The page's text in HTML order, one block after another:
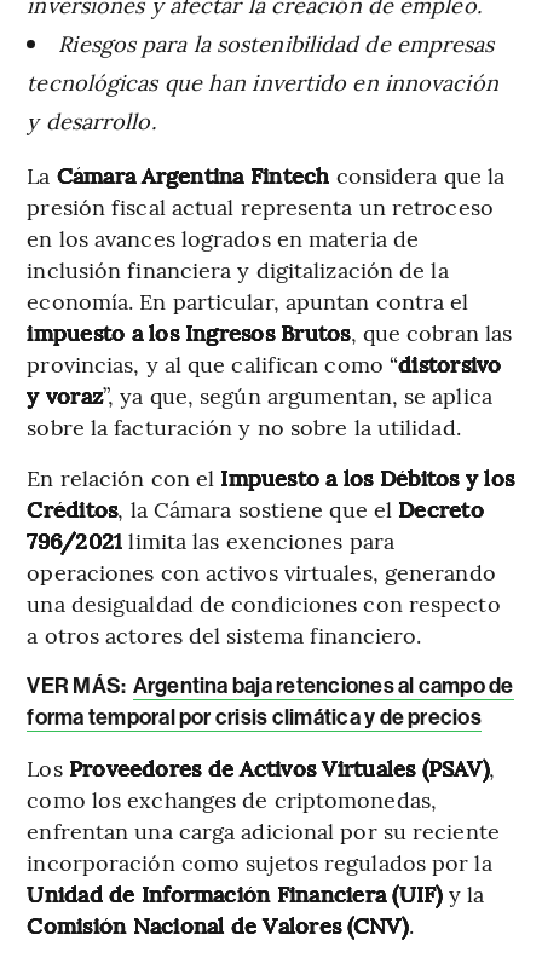
Riesgos para la sostenibilidad de empresas
tecnológicas que han invertido en innovación
y desarrollo.
La Cámara Argentina Fintech considera que la
presión fiscal actual representa un retroceso
en los avances logrados en materia de
inclusión financiera y digitalización de la
economía. En particular, apuntan contra el
impuesto a los Ingresos Brutos, que cobran las
provincias, y al que califican como “distorsivo
y voraz”, ya que, según argumentan, se aplica
sobre la facturación y no sobre la utilidad.
En relación con el Impuesto a los Débitos y los
Créditos, la Cámara sostiene que el Decreto
796/2021 limita las exenciones para
operaciones con activos virtuales, generando
una desigualdad de condiciones con respecto
a otros actores del sistema financiero.
VER MÁS: Argentina baja retenciones al campo de
forma temporal por crisis climática y de precios
Los Proveedores de Activos Virtuales (PSAV),
como los exchanges de criptomonedas,
enfrentan una carga adicional por su reciente
incorporación como sujetos regulados por la
Unidad de Información Financiera (UIF)y la
Comisión Nacional de Valores (CNV).